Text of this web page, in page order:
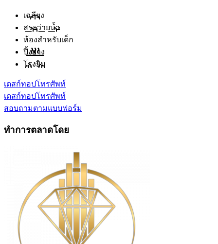
เฉลียง
สระว่ายน้ำ
ห้องสำหรับเด็ก
ปิ้งย่าง
โรงยิม
เดสก์ทอปโทรศัพท์
เดสก์ทอปโทรศัพท์
สอบถามตามแบบฟอร์ม
ทำการตลาดโดย